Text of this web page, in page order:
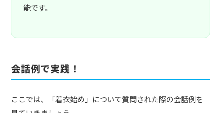
能です。
会話例で実践！
ここでは、「着衣始め」について質問された際の会話例を